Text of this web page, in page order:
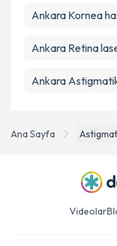
Ana Sayfa
Ankara Kornea
Ankara Retina
Ankara
Videolar